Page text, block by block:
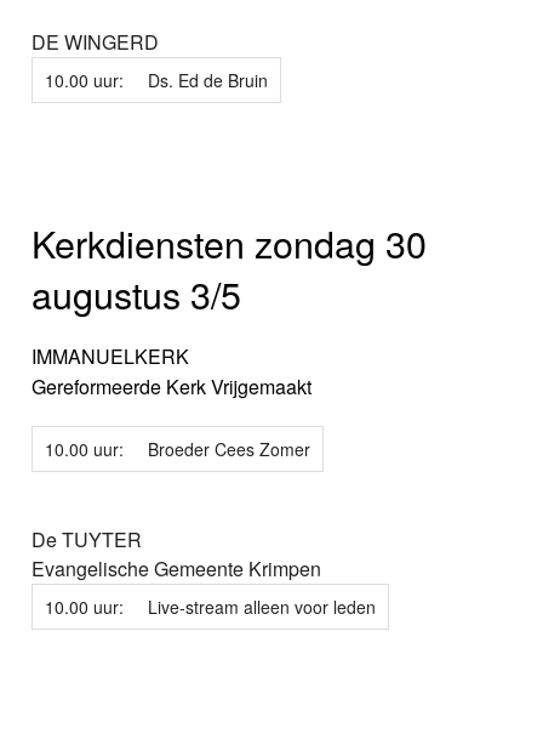
DE WINGERD
10.00 uur: Ds. Ed de Bruin
Kerkdiensten zondag 30
augustus 3/5
IMMANUELKERK
Gereformeerde Kerk Vrijgemaakt
10.00 uur: Broeder Cees Zomer
De TUYTER
Evangelische Gemeente Krimpen
10.00 uur: Live-stream alleen voor leden